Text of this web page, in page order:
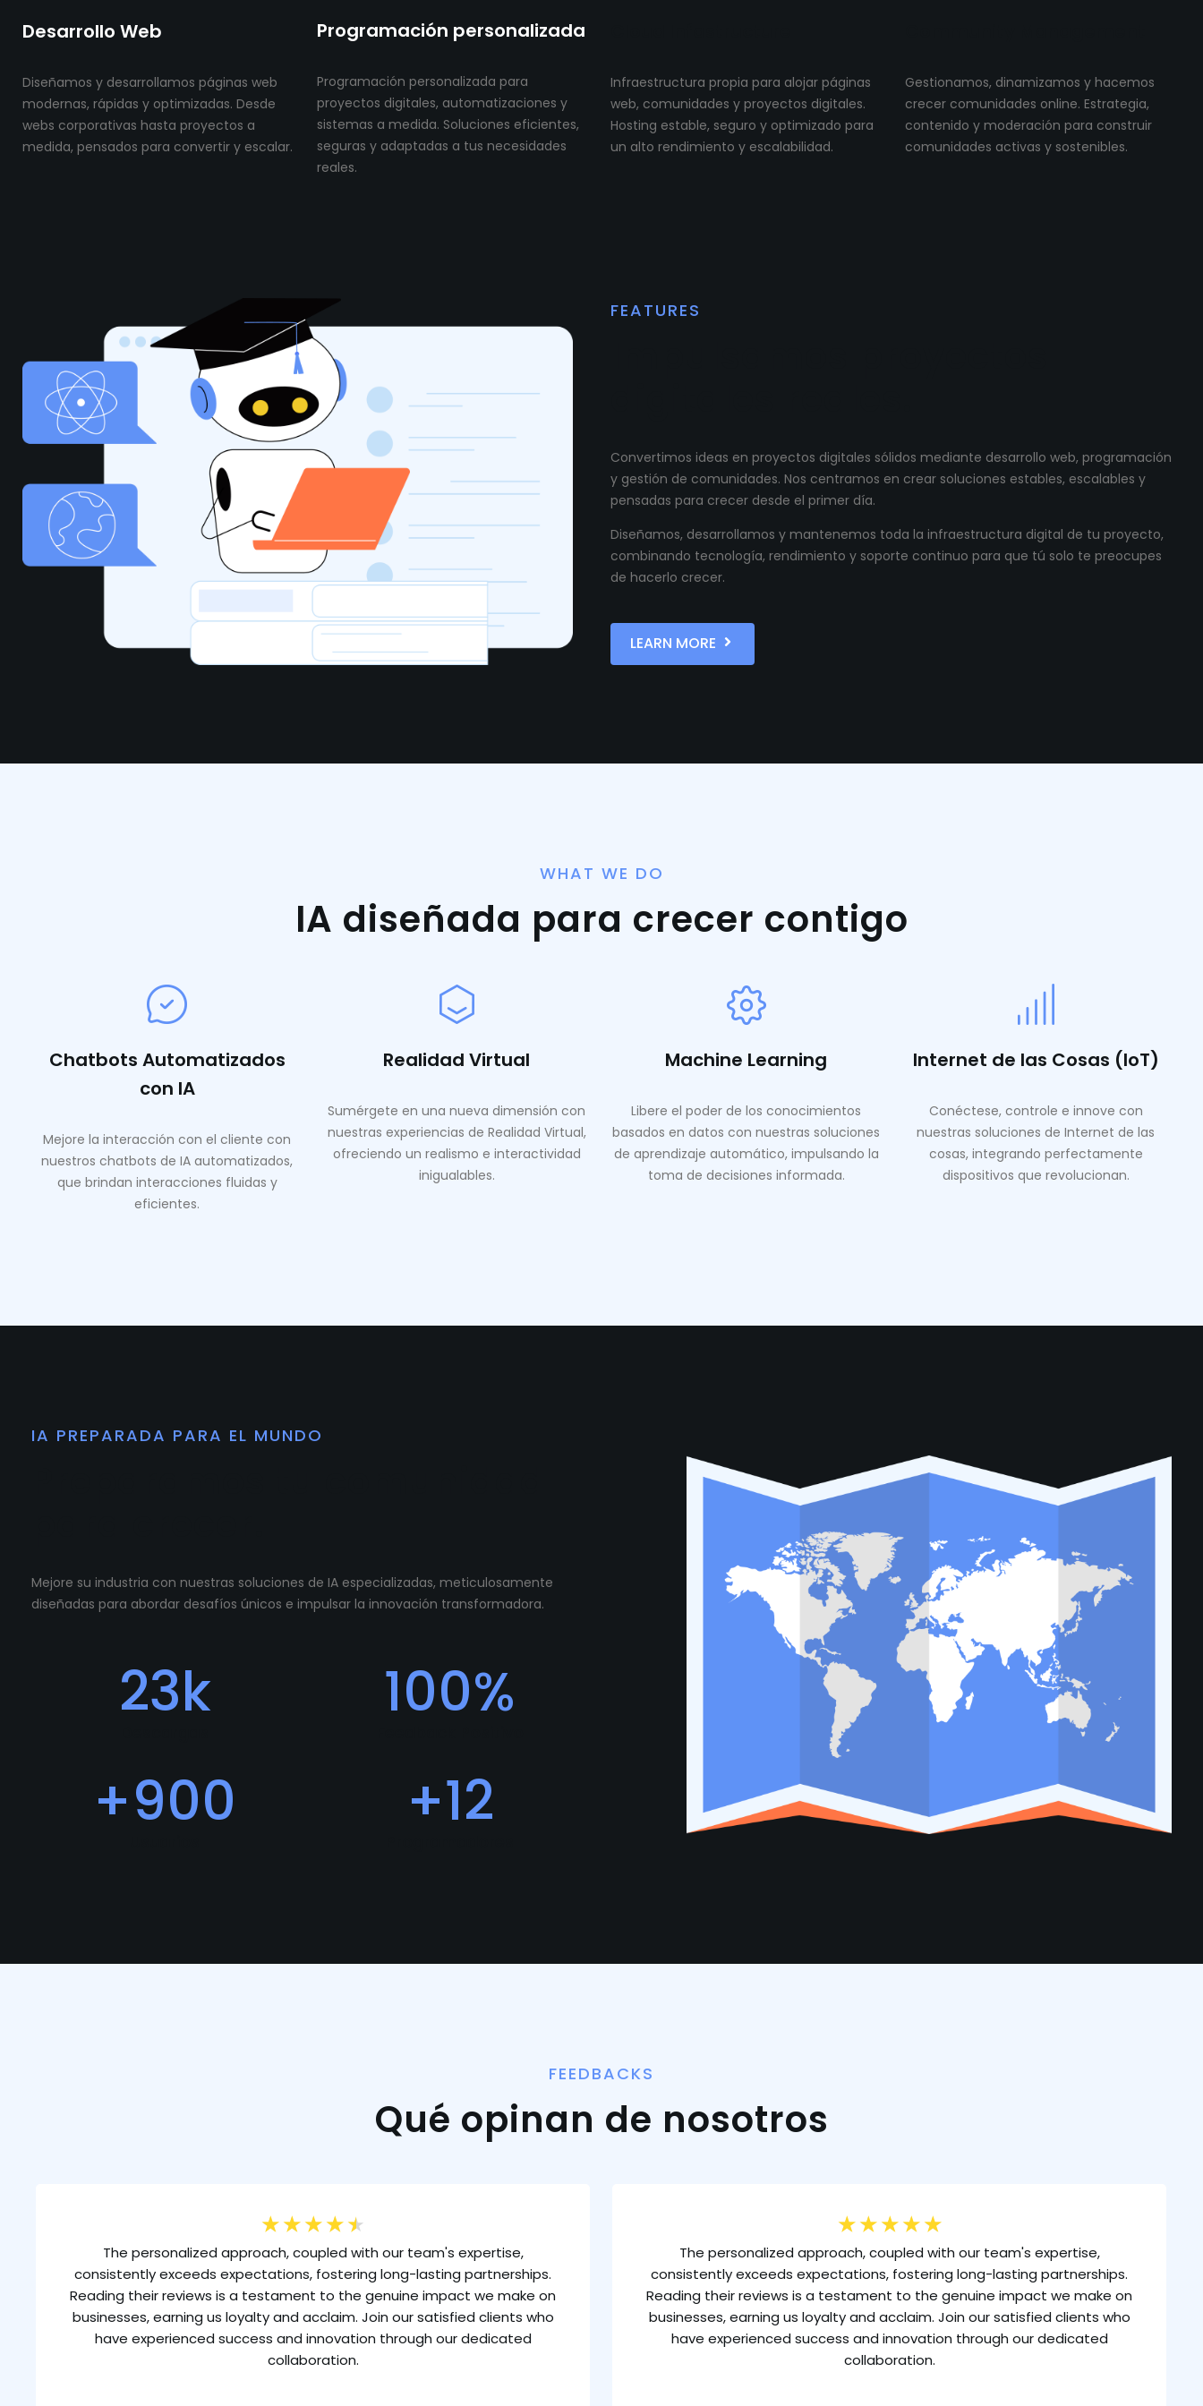
Desarrollo Web
Diseñamos y desarrollamos páginas web
modernas, rápidas y optimizadas. Desde
webs corporativas hasta proyectos a
medida, pensados para convertir y escalar.
Programación personalizada
Programación personalizada para
proyectos digitales, automatizaciones y
sistemas a medida. Soluciones eficientes,
seguras y adaptadas a tus necesidades
reales.
Infraestructura propia para alojar páginas
web, comunidades y proyectos digitales.
Hosting estable, seguro y optimizado para
un alto rendimiento y escalabilidad.
Gestionamos, dinamizamos y hacemos
crecer comunidades online. Estrategia,
contenido y moderación para construir
comunidades activas y sostenibles.
FEATURES
Convertimos ideas en proyectos digitales sólidos mediante desarrollo web, programación
y gestión de comunidades. Nos centramos en crear soluciones estables, escalables y
pensadas para crecer desde el primer día.
Diseñamos, desarrollamos y mantenemos toda la infraestructura digital de tu proyecto,
combinando tecnología, rendimiento y soporte continuo para que tú solo te preocupes
de hacerlo crecer.
LEARN MORE
WHAT WE DO
IA diseñada para crecer contigo
Chatbots Automatizados
con IA
Mejore la interacción con el cliente con
nuestros chatbots de IA automatizados,
que brindan interacciones fluidas y
eficientes.
Realidad Virtual
Sumérgete en una nueva dimensión con
nuestras experiencias de Realidad Virtual,
ofreciendo un realismo e interactividad
inigualables.
Machine Learning
Libere el poder de los conocimientos
basados ​​en datos con nuestras soluciones
de aprendizaje automático, impulsando la
toma de decisiones informada.
Internet de las Cosas (IoT)
Conéctese, controle e innove con
nuestras soluciones de Internet de las
cosas, integrando perfectamente
dispositivos que revolucionan.
IA PREPARADA PARA EL MUNDO
Mejore su industria con nuestras soluciones de IA especializadas, meticulosamente
diseñadas para abordar desafíos únicos e impulsar la innovación transformadora.
23k 100%
+900 +12
FEEDBACKS
Qué opinan de nosotros
★ ★ ★ ★ ★
The personalized approach, coupled with our team's expertise,
consistently exceeds expectations, fostering long-lasting partnerships.
Reading their reviews is a testament to the genuine impact we make on
businesses, earning us loyalty and acclaim. Join our satisfied clients who
have experienced success and innovation through our dedicated
collaboration.
★ ★ ★ ★ ★
The personalized approach, coupled with our team's expertise,
consistently exceeds expectations, fostering long-lasting partnerships.
Reading their reviews is a testament to the genuine impact we make on
businesses, earning us loyalty and acclaim. Join our satisfied clients who
have experienced success and innovation through our dedicated
collaboration.